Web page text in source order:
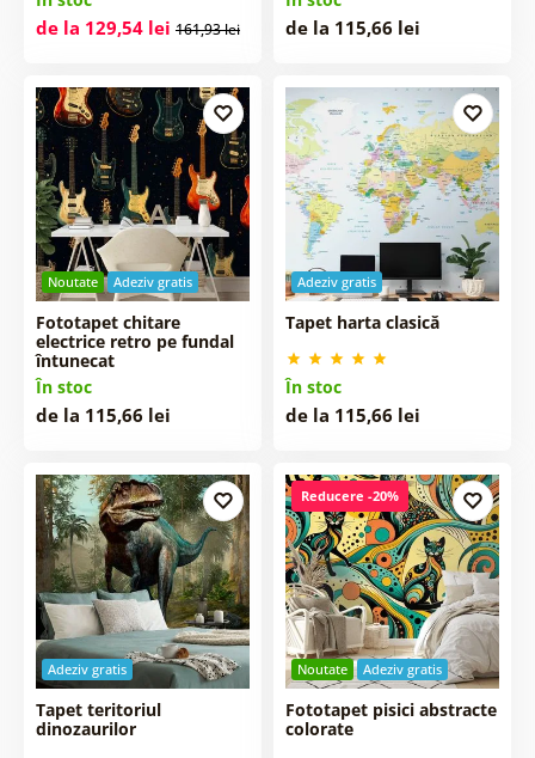
de la 129,54 lei 161,93 lei de la 115,66 lei
Noutate Adeziv gratis
Fototapet chitare
electrice retro pe fundal
întunecat
În stoc
de la 115,66 lei
Adeziv gratis
Tapet harta clasică
În stoc
de la 115,66 lei
Adeziv gratis
Tapet teritoriul
dinozaurilor
Noutate Adeziv gratis
Reducere -20%
Fototapet pisici abstracte
colorate